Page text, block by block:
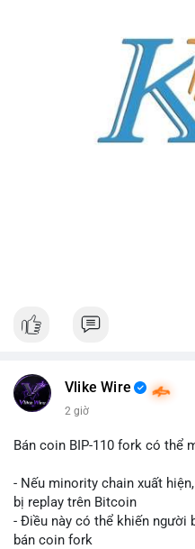
Vlike Wire
2 giờ
Bán coin BIP-110 fork có thể
- Nếu minority chain xuất
bị replay trên Bitcoin
- Điều này có thể khiến người
bán coin fork